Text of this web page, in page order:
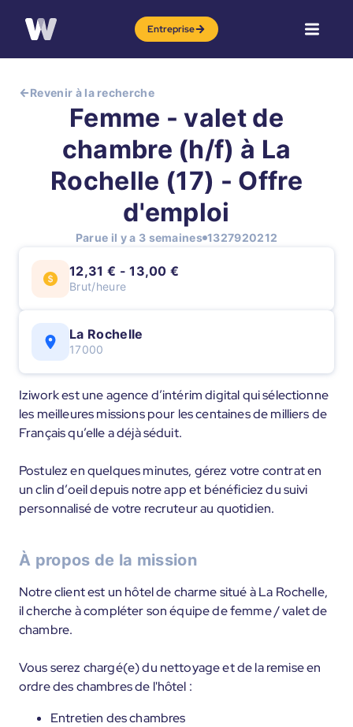
Entreprise
Revenir à la recherche
Femme - valet de
chambre (h/f) à La
Rochelle (17) - Offre
d'emploi
Parue il y a 3 semaines 1327920212
12,31 € - 13,00 €
Brut/heure
La Rochelle
17000
Iziwork est une agence d’intérim digital qui sélectionne
les meilleures missions pour les centaines de milliers de
Français qu’elle a déjà séduit.
Postulez en quelques minutes, gérez votre contrat en
un clin d’oeil depuis notre app et bénéficiez du suivi
personnalisé de votre recruteur au quotidien.
À propos de la mission
Notre client est un hôtel de charme situé à La Rochelle,
il cherche à compléter son équipe de femme / valet de
chambre.
Vous serez chargé(e) du nettoyage et de la remise en
ordre des chambres de l'hôtel :
Entretien des chambres